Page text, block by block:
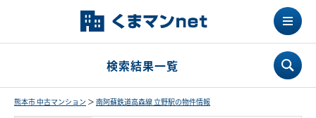
検索結果一覧
熊本市 中古マンション ＞ 南阿蘇鉄道高森線 立野駅の物件情報